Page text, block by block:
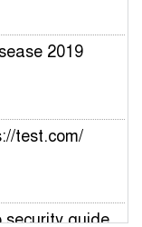
2019
test.com/
security guide